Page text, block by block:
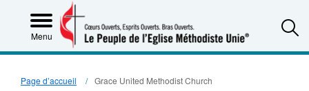
Menu
Page d’accueil Grace United Methodist Church